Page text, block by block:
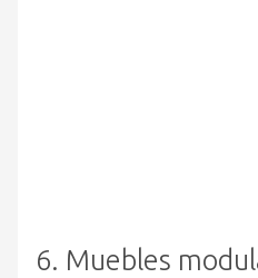
6. Muebles